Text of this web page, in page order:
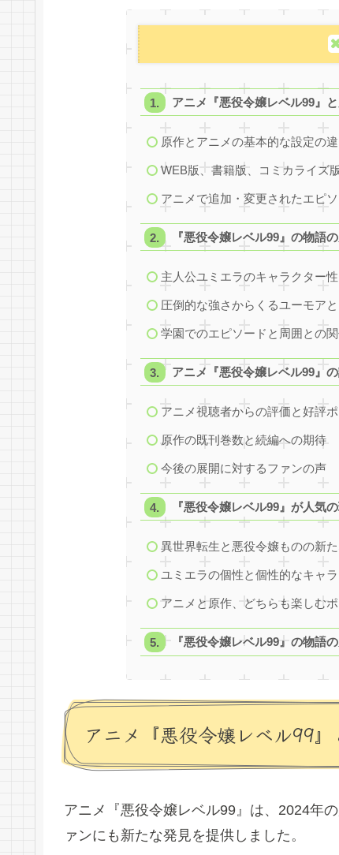
アニメ『悪役令嬢レベル99』
原作とアニメの基本的な設定の
WEB版、書籍版、コミカライズ
アニメで追加・変更されたエピ
『悪役令嬢レベル99』の物語
主人公ユミエラのキャラクター
圧倒的な強さからくるユーモア
学園でのエピソードと周囲との
アニメ『悪役令嬢レベル99』
アニメ視聴者からの評価と好評
原作の既刊巻数と続編への期待
今後の展開に対するファンの声
『悪役令嬢レベル99』が人気
異世界転生と悪役令嬢ものの新
ユミエラの個性と個性的なキャ
アニメと原作、どちらも楽しむ
『悪役令嬢レベル99』の物語
アニメ『悪役令嬢レベル99
アニメ『悪役令嬢レベル99』は、2024年
ァンにも新たな発見を提供しました。